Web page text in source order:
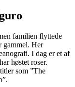
familien flyttede
gammel. Her
I dag er et af
høstet roser.
som ”The